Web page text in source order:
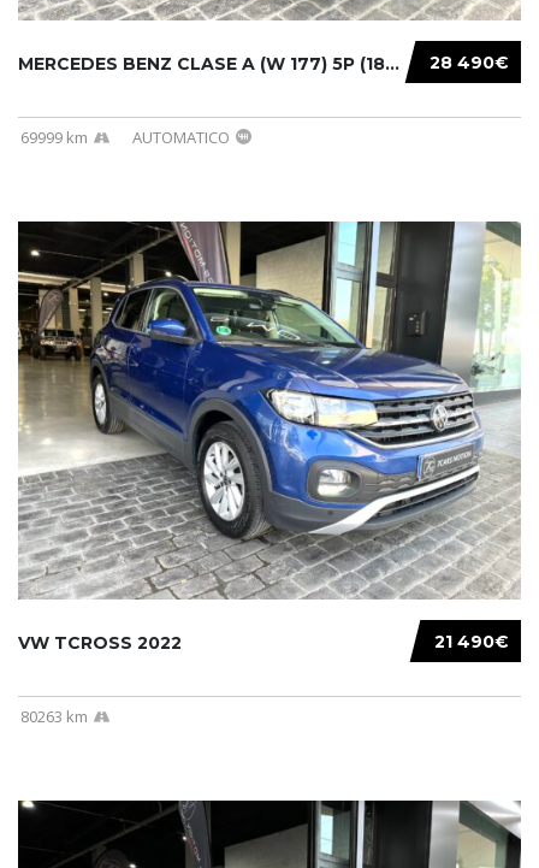
28 490€
MERCEDES BENZ CLASE A (W 177) 5P (18-) 2020....
69999 km AUTOMATICO
21 490€
VW TCROSS 2022
80263 km